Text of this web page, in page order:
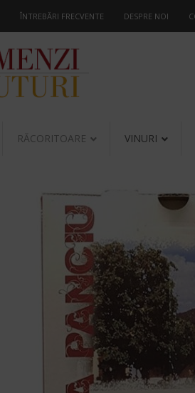
ÎNTREBĂRI FRECVENTE DESPRE NOI
RĂCORITOARE VINURI